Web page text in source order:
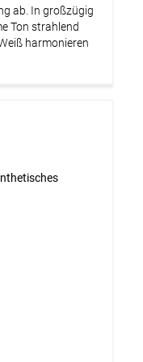
ab. In großzügig
Ton strahlend
harmonieren